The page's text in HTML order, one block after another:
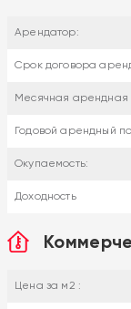
Арендатор:
Срок договора
Месячная арендная
Годовой арендный
Окупаемость:
Доходность
Цена за м2 :